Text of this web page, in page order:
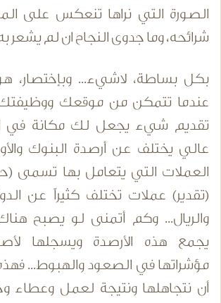
الصورة التي نراها تنعكس على
شرائحه، وما جدوى النجاح ان لم يشعر
بكل بساطة، لاشيء... وبإختصار،
عندما تتمكن من موقعك
تقديم شيء يجعل لك مكانة في
عالي يختلف عن أرصدة البنوك
العملات التي يتعامل بها تسمى
(تقدير) عملات تختلف كثيراً عن
والريال... وكم أتمنى لو يصبح
يجمع هذه الأرصدة ويسجلها
مؤشراتها في الصعود والهبوط...
أن نتجاهلها ونتيجة لعمل وعطاء